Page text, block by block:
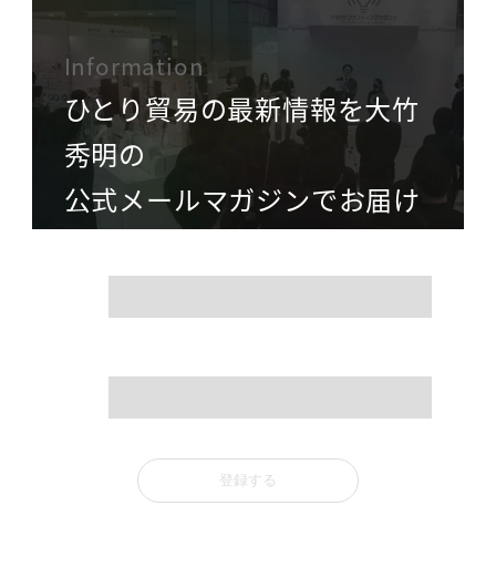
Information
ひとり貿易の最新情報を大竹
秀明の
公式メールマガジンでお届け